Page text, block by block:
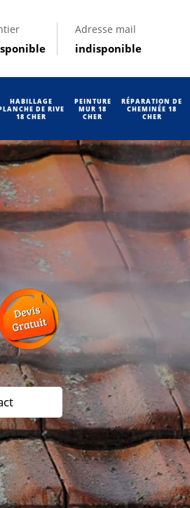
Adresse mail
indisponible
HABILLAGE
DE RIVE
18 CHER
PEINTURE
MUR 18
CHER
RÉPARATION DE
CHEMINÉE 18
CHER